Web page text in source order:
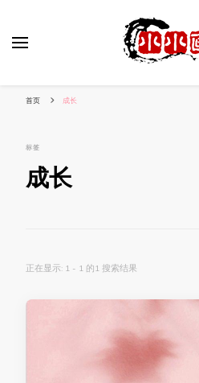
首页 成长
标签
成长
正在显示: 1 - 1 的1 搜索结果